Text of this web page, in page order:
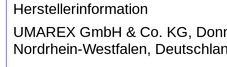
Herstellerinformation
UMAREX GmbH & Co. KG,
Nordrhein-Westfalen,